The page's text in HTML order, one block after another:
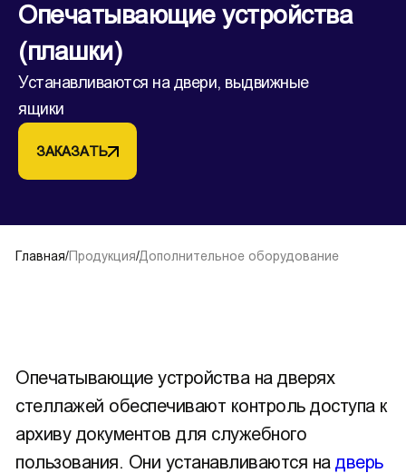
Опечатывающие устройства
(плашки)
Устанавливаются на двери, выдвижные
ящики
ЗАКАЗАТЬ
Главная/Продукция/Дополнительное оборудование
Опечатывающие устройства на дверях
стеллажей обеспечивают контроль доступа к
архиву документов для служебного
пользования. Они устанавливаются на дверь